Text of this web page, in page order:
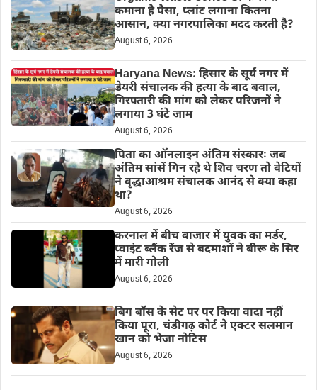
कमाना है पैसा, प्लांट लगाना कितना
आसान, क्या नगरपालिका मदद करती है?
August 6, 2026
Haryana News: हिसार के सूर्य नगर में
डेयरी संचालक की हत्या के बाद बवाल,
गिरफ्तारी की मांग को लेकर परिजनों ने
लगाया 3 घंटे जाम
August 6, 2026
पिता का ऑनलाइन अंतिम संस्कारः जब
अंतिम सांसें गिन रहे थे शिव चरण तो बेटियों
ने वृद्धाआश्रम संचालक आनंद से क्या कहा
था?
August 6, 2026
करनाल में बीच बाजार में युवक का मर्डर,
प्वाइंट ब्लैंक रेंज से बदमाशों ने बीरू के सिर
में मारी गोली
August 6, 2026
बिग बॉस के सेट पर पर किया वादा नहीं
किया पूरा, चंडीगढ़ कोर्ट ने एक्टर सलमान
खान को भेजा नोटिस
August 6, 2026